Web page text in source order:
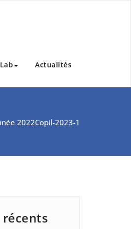
Actualités
2022Copil-2023-1